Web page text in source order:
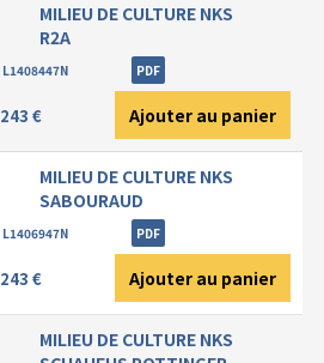
MILIEU DE CULTURE NKS
R2A
L1408447N PDF
243 € Ajouter au panier
MILIEU DE CULTURE NKS
SABOURAUD
L1406947N PDF
243 € Ajouter au panier
MILIEU DE CULTURE NKS